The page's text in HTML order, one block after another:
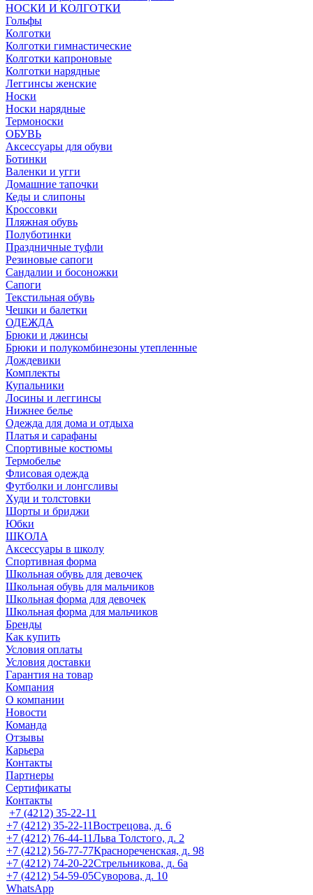
НОСКИ И КОЛГОТКИ
Гольфы
Колготки
Колготки гимнастические
Колготки капроновые
Колготки нарядные
Леггинсы женские
Носки
Носки нарядные
Термоноски
ОБУВЬ
Аксессуары для обуви
Ботинки
Валенки и угги
Домашние тапочки
Кеды и слипоны
Кроссовки
Пляжная обувь
Полуботинки
Праздничные туфли
Резиновые сапоги
Сандалии и босоножки
Сапоги
Текстильная обувь
Чешки и балетки
ОДЕЖДА
Брюки и джинсы
Брюки и полукомбинезоны утепленные
Дождевики
Комплекты
Купальники
Лосины и леггинсы
Нижнее белье
Одежда для дома и отдыха
Платья и сарафаны
Спортивные костюмы
Термобелье
Флисовая одежда
Футболки и лонгсливы
Худи и толстовки
Шорты и бриджи
Юбки
ШКОЛА
Аксессуары в школу
Спортивная форма
Школьная обувь для девочек
Школьная обувь для мальчиков
Школьная форма для девочек
Школьная форма для мальчиков
Бренды
Как купить
Условия оплаты
Условия доставки
Гарантия на товар
Компания
О компании
Новости
Команда
Отзывы
Карьера
Контакты
Партнеры
Сертификаты
Контакты
+7 (4212) 35-22-11
+7 (4212) 35-22-11Вострецова, д. 6
+7 (4212) 76-44-11Льва Толстого, д. 2
+7 (4212) 56-77-77Краснореченская, д. 98
+7 (4212) 74-20-22Стрельникова, д. 6а
+7 (4212) 54-59-05Суворова, д. 10
WhatsApp